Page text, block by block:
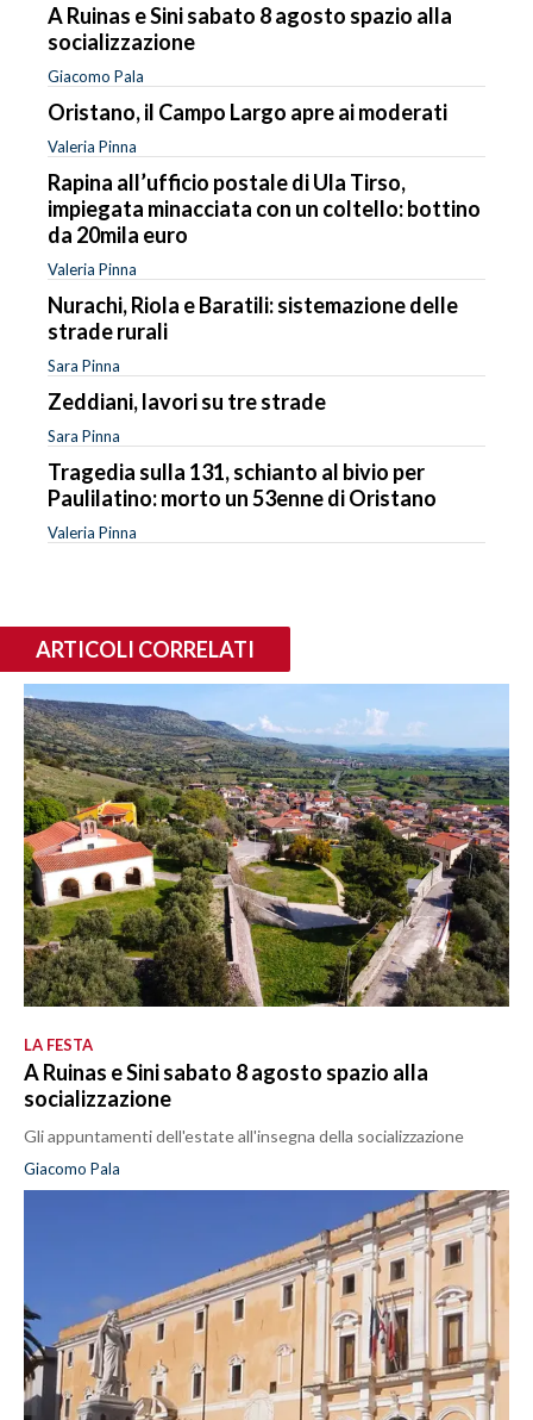
A Ruinas e Sini sabato 8 agosto spazio alla
socializzazione
Giacomo Pala
Oristano, il Campo Largo apre ai moderati
Valeria Pinna
Rapina all’ufficio postale di Ula Tirso,
impiegata minacciata con un coltello: bottino
da 20mila euro
Valeria Pinna
Nurachi, Riola e Baratili: sistemazione delle
strade rurali
Sara Pinna
Zeddiani, lavori su tre strade
Sara Pinna
Tragedia sulla 131, schianto al bivio per
Paulilatino: morto un 53enne di Oristano
Valeria Pinna
ARTICOLI CORRELATI
LA FESTA
A Ruinas e Sini sabato 8 agosto spazio alla
socializzazione
Gli appuntamenti dell'estate all'insegna della socializzazione
Giacomo Pala